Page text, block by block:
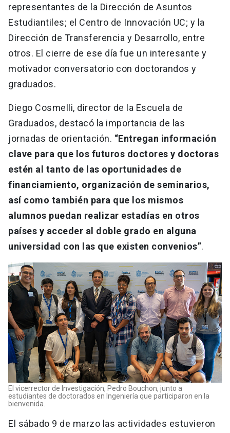
representantes de la Dirección de Asuntos
Estudiantiles; el Centro de Innovación UC; y la
Dirección de Transferencia y Desarrollo, entre
otros. El cierre de ese día fue un interesante y
motivador conversatorio con doctorandos y
graduados.
Diego Cosmelli, director de la Escuela de
Graduados, destacó la importancia de las
jornadas de orientación. “Entregan información
clave para que los futuros doctores y doctoras
estén al tanto de las oportunidades de
financiamiento, organización de seminarios,
así como también para que los mismos
alumnos puedan realizar estadías en otros
países y acceder al doble grado en alguna
universidad con las que existen convenios”.
El vicerrector de Investigación, Pedro Bouchon, junto a
estudiantes de doctorados en Ingeniería que participaron en la
bienvenida.
El sábado 9 de marzo las actividades estuvieron